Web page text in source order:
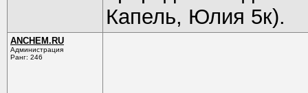
Капель, Юлия 5к).
ANCHEM.RU
Администрация
Ранг: 246